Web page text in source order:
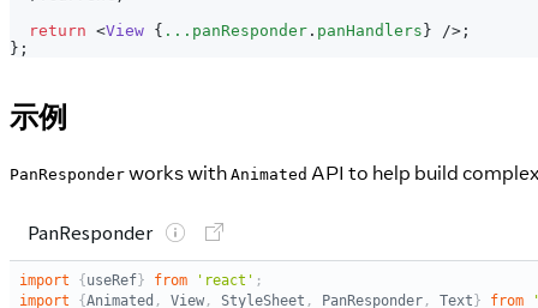
return <View { ... panResponder . panHandlers } /> ;
} ;
示例
PanResponder works with Animated API to help build